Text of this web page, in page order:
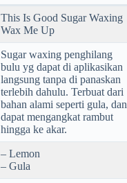
This Is Good Sugar Waxing
Wax Me Up
Sugar waxing penghilang
bulu yg dapat di aplikasikan
langsung tanpa di panaskan
terlebih dahulu. Terbuat dari
bahan alami seperti gula, dan
dapat mengangkat rambut
hingga ke akar.
– Lemon
– Gula